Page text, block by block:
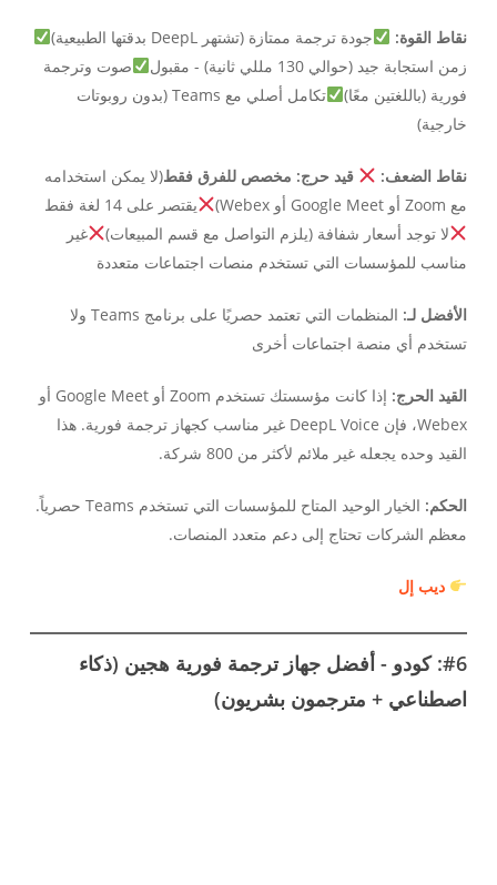
نقاط القوة:
جودة ترجمة ممتازة (تشتهر DeepL بدقتها الطبيعية)
زمن استجابة جيد (حوالي 130 مللي ثانية) - مقبول
صوت وترجمة
فورية (باللغتين معًا)
تكامل أصلي مع Teams (بدون روبوتات
خارجية)
نقاط الضعف: قيد حرج: مخصص للفرق فقط(لا يمكن استخدامه
مع Zoom أو Google Meet أو Webex)
يقتصر على 14 لغة فقط
لا توجد أسعار شفافة (يلزم التواصل مع قسم المبيعات)
غير
مناسب للمؤسسات التي تستخدم منصات اجتماعات متعددة
الأفضل لـ:
المنظمات التي تعتمد حصريًا على برنامج Teams ولا
تستخدم أي منصة اجتماعات أخرى
القيد الحرج:
إذا كانت مؤسستك تستخدم Zoom أو Google Meet أو
Webex، فإن DeepL Voice غير مناسب كجهاز ترجمة فورية. هذا
القيد وحده يجعله غير ملائم لأكثر من 800 شركة.
الحكم:
الخيار الوحيد المتاح للمؤسسات التي تستخدم Teams حصرياً.
معظم الشركات تحتاج إلى دعم متعدد المنصات.
ديب إل
#6: كودو - أفضل جهاز ترجمة فورية هجين (ذكاء
اصطناعي + مترجمون بشريون)